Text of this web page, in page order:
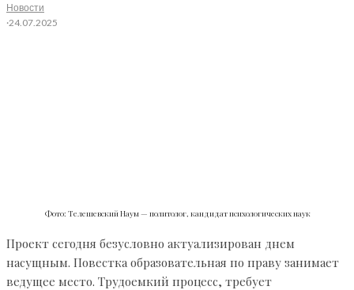
Новости
·24.07.2025
Фото: Телешевский Наум — политолог, кандидат психологических наук
Проект сегодня безусловно актуализирован днем
насущным. Повестка образовательная по праву занимает
ведущее место. Трудоемкий процесс, требует